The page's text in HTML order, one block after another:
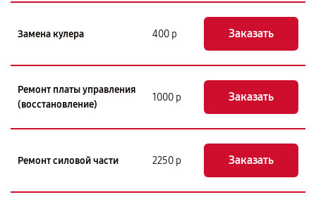
Замена кулера 400 р Заказать
Ремонт платы управления
(восстановление)
1000 р Заказать
Ремонт силовой части 2250 р Заказать